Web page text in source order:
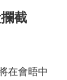
截
在會晤中